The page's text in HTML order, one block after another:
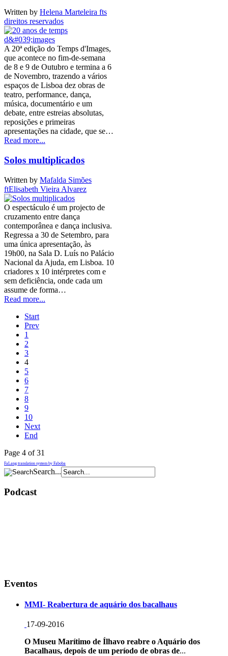
Written by Helena Marteleira fts
direitos reservados
A 20ª edição do Temps d'Images,
que acontece no fim-de-semana
de 8 e 9 de Outubro e termina a 6
de Novembro, trazendo a vários
espaços de Lisboa dez obras de
teatro, performance, dança,
música, documentário e um
debate, entre estreias absolutas,
reposições e primeiras
apresentações na cidade, que se…
Read more...
Solos multiplicados
Written by Mafalda Simões
ftElisabeth Vieira Alvarez
O espectáculo é um projecto de
cruzamento entre dança
contemporânea e dança inclusiva.
Regressa a 30 de Setembro, para
uma única apresentação, às
19h00, na Sala D. Luís no Palácio
Nacional da Ajuda, em Lisboa. 10
criadores x 10 intérpretes com e
sem deficiência, onde cada um
assume de forma…
Read more...
Start
Prev
1
2
3
4
5
6
7
8
9
10
Next
End
Page 4 of 31
FaLang translation system by Faboba
Search...
Podcast
Eventos
MMI- Reabertura de aquário dos bacalhaus
17-09-2016
O Museu Marítimo de Ílhavo reabre o Aquário dos
Bacalhaus, depois de um período de obras de...